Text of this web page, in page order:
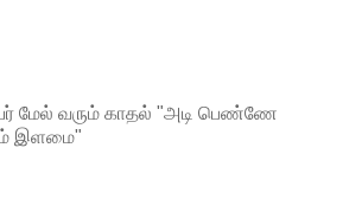
மேல் வரும் காதல் "அடி பெண்ணே
இளமை"